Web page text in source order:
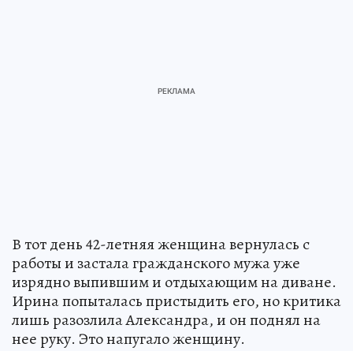
В тот день 42-летняя женщина вернулась с
работы и застала гражданского мужа уже
изрядно выпившим и отдыхающим на диване.
Ирина попыталась пристыдить его, но критика
лишь разозлила Александра, и он поднял на
нее руку. Это напугало женщину.